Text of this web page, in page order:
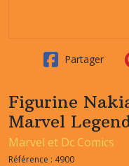
Partager
Figurine
Marvel
Marvel et Dc Comics
Référence : 4900